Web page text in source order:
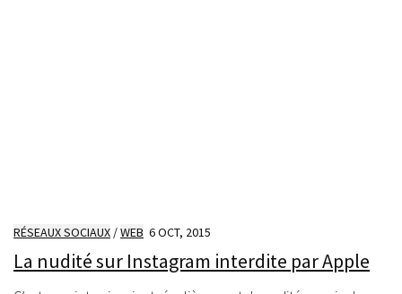
RÉSEAUX SOCIAUX /WEB 6 OCT, 2015
La nudité sur Instagram interdite par Apple